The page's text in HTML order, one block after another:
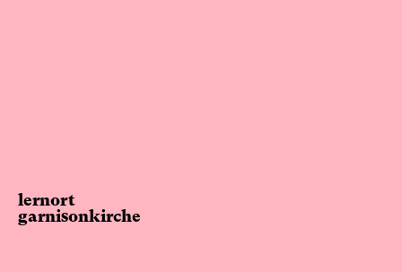
lernort
garnisonkirche